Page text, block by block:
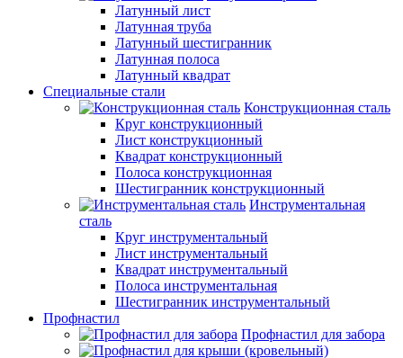
Латунный лист
Латунная труба
Латунный шестигранник
Латунная полоса
Латунный квадрат
Специальные стали
Конструкционная сталь
Круг конструкционный
Лист конструкционный
Квадрат конструкционный
Полоса конструкционная
Шестигранник конструкционный
Инструментальная
сталь
Круг инструментальный
Лист инструментальный
Квадрат инструментальный
Полоса инструментальная
Шестигранник инструментальный
Профнастил
Профнастил для забора